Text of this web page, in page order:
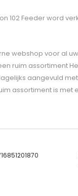
102 Feederword
webshop voor al uw
ruim assortiment
aangevuld
assortiment is met